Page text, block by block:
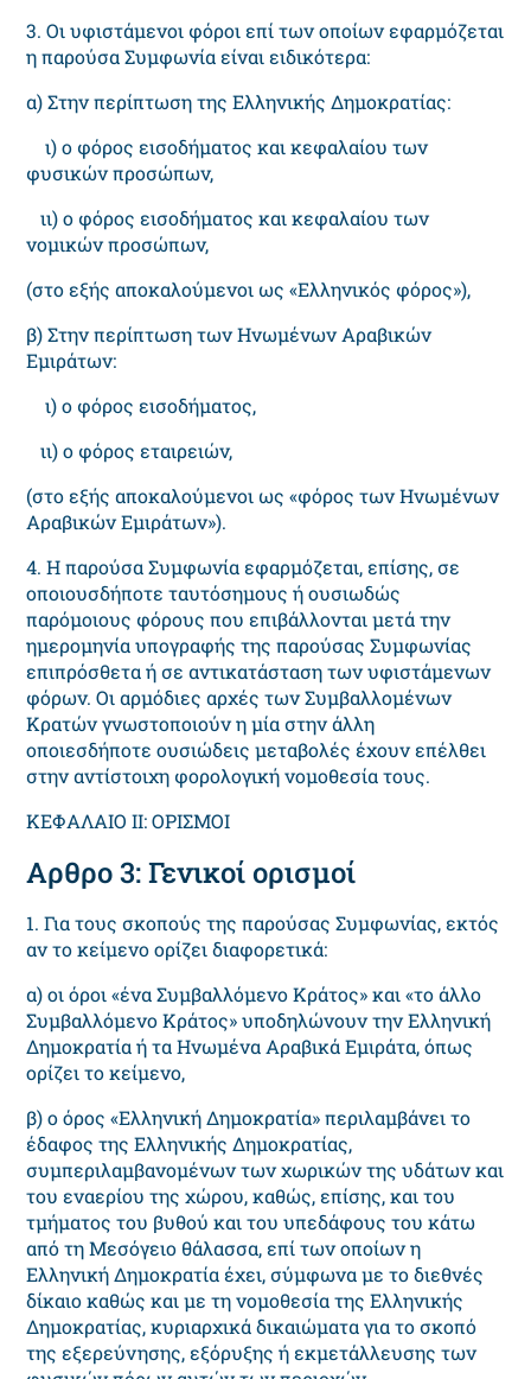
3. Οι υφιστάμενοι φόροι επί των οποίων εφαρμόζεται
η παρούσα Συμφωνία είναι ειδικότερα:
α) Στην περίπτωση της Ελληνικής Δημοκρατίας:
ι) ο φόρος εισοδήματος και κεφαλαίου των
φυσικών προσώπων,
ιι) ο φόρος εισοδήματος και κεφαλαίου των
νομικών προσώπων,
(στο εξής αποκαλούμενοι ως «Ελληνικός φόρος»),
β) Στην περίπτωση των Ηνωμένων Αραβικών
Εμιράτων:
ι) ο φόρος εισοδήματος,
ιι) ο φόρος εταιρειών,
(στο εξής αποκαλούμενοι ως «φόρος των Ηνωμένων
Αραβικών Εμιράτων»).
4. Η παρούσα Συμφωνία εφαρμόζεται, επίσης, σε
οποιουσδήποτε ταυτόσημους ή ουσιωδώς
παρόμοιους φόρους που επιβάλλονται μετά την
ημερομηνία υπογραφής της παρούσας Συμφωνίας
επιπρόσθετα ή σε αντικατάσταση των υφιστάμενων
φόρων. Οι αρμόδιες αρχές των Συμβαλλομένων
Κρατών γνωστοποιούν η μία στην άλλη
οποιεσδήποτε ουσιώδεις μεταβολές έχουν επέλθει
στην αντίστοιχη φορολογική νομοθεσία τους.
ΚΕΦΑΛΑΙΟ II: ΟΡΙΣΜΟΙ
Αρθρο 3: Γενικοί ορισμοί
1. Για τους σκοπούς της παρούσας Συμφωνίας, εκτός
αν το κείμενο ορίζει διαφορετικά:
α) οι όροι «ένα Συμβαλλόμενο Κράτος» και «το άλλο
Συμβαλλόμενο Κράτος» υποδηλώνουν την Ελληνική
Δημοκρατία ή τα Ηνωμένα Αραβικά Εμιράτα, όπως
ορίζει το κείμενο,
β) ο όρος «Ελληνική Δημοκρατία» περιλαμβάνει το
έδαφος της Ελληνικής Δημοκρατίας,
συμπεριλαμβανομένων των χωρικών της υδάτων και
του εναερίου της χώρου, καθώς, επίσης, και του
τμήματος του βυθού και του υπεδάφους του κάτω
από τη Μεσόγειο θάλασσα, επί των οποίων η
Ελληνική Δημοκρατία έχει, σύμφωνα με το διεθνές
δίκαιο καθώς και με τη νομοθεσία της Ελληνικής
Δημοκρατίας, κυριαρχικά δικαιώματα για το σκοπό
της εξερεύνησης, εξόρυξης ή εκμετάλλευσης των